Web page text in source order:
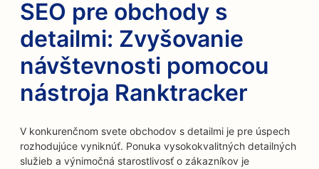
SEO pre obchody s
detailmi: Zvyšovanie
návštevnosti pomocou
nástroja Ranktracker
V konkurenčnom svete obchodov s detailmi je pre úspech
rozhodujúce vyniknúť. Ponuka vysokokvalitných detailných
služieb a výnimočná starostlivosť o zákazníkov je